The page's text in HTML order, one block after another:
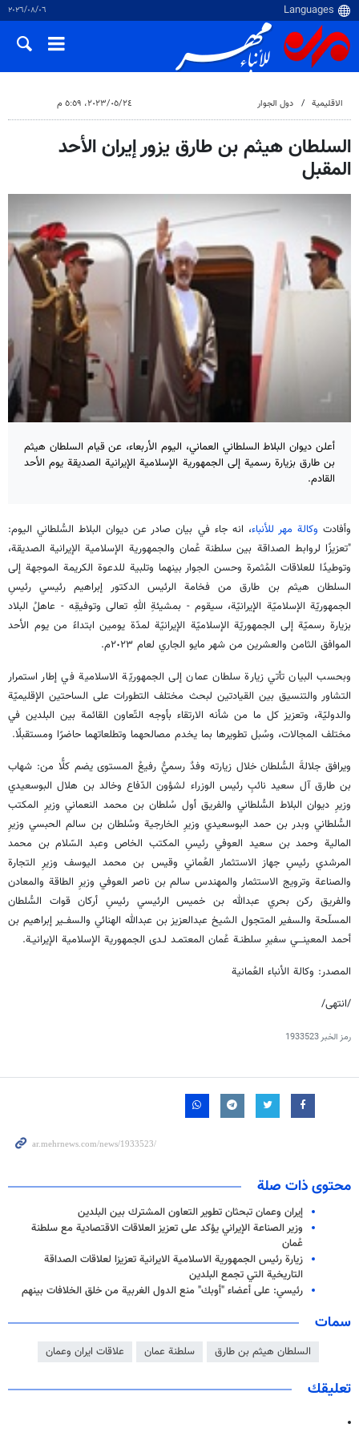
٠٦‏/٠٨‏/٢٠٢٦
الاقلیمیة دول الجوار ٢٤‏/٠٥‏/٢٠٢٣، ٥:٥٩ م
السلطان هيثم بن طارق يزور إيران الأحد
المقبل
أعلن ديوان البلاط السلطاني العماني، اليوم الأربعاء، عن قيام السلطان هيثم
بن طارق بزيارة رسمية إلى الجمهورية الإسلامية الإيرانية الصديقة يوم الأحد
القادم.
وأفادت وكالة مهر للأنباء، انه جاء في بيان صادر عن ديوان البلاط السُّلطاني اليوم:
"تعزيزًا لروابط الصداقة بين سلطنة عُمان والجمهورية الإسلامية الإيرانية الصديقة،
وتوطيدًا للعلاقات المُثمرة وحسن الجوار بينهما وتلبية للدعوة الكريمة الموجهة إلى
السلطان هيثم بن طارق من فخامة الرئيس الدكتور إبراهيم رئيسي رئيسِ
الجمهوريّة الإسلاميّة الإيرانيّة، سيقوم - بمشيئةِ اللهِ تعالى وتوفيقِه - عاهلُ البلاد
بزيارة رسميّة إلى الجمهوريّة الإسلاميّة الإيرانيّة لمدّة يومين ابتداءً من يوم الأحد
الموافق الثامن والعشرين من شهر مايو الجاري لعام ٢٠٢٣م.
وبحسب البيان تأتي زيارة سلطان عمان إلى الجمهوريّة الاسلامية في إطار استمرار
التشاور والتنسيق بين القيادتين لبحث مختلف التطورات على الساحتين الإقليميّة
والدوليّة، وتعزيز كل ما من شأنه الارتقاء بأوجه التّعاون القائمة بين البلدين في
مختلف المجالات، وسُبل تطويرها بما يخدم مصالحهما وتطلعاتهما حاضرًا ومستقبلًا.
ويرافق جلالةَ السُّلطان خلال زيارته وفدٌ رسميٌّ رفيعُ المستوى يضم كلًّا من: شهاب
بن طارق آل سعيد نائبِ رئيس الوزراء لشؤون الدّفاع وخالد بن هلال البوسعيدي
وزيرِ ديوان البلاط السُّلطاني والفريق أول سُلطان بن محمد النعماني وزيرِ المكتب
السُّلطاني وبدر بن حمد البوسعيدي وزيرِ الخارجية وسُلطان بن سالم الحبسي وزيرِ
المالية وحمد بن سعيد العوفي رئيسِ المكتب الخاص وعبد السّلام بن محمد
المرشدي رئيسِ جهاز الاستثمار العُماني وقيس بن محمد اليوسف وزيرِ التجارة
والصناعة وترويج الاستثمار والمهندس سالم بن ناصر العوفي وزيرِ الطاقة والمعادن
والفريق ركن بحري عبدالله بن خميس الرئيسي رئيسِ أركان قوات السُّلطان
المسلّحة والسفير المتجول الشيخ عبدالعزيز بن عبدالله الهنائي والسفــير إبراهيم بن
أحمد المعينـــي سفيرِ سلطنـة عُمان المعتمـد لـدى الجمهورية الإسلامية الإيرانيـة.
المصدر: وكالة الأنباء العُمانية
/انتهى/
رمز الخبر1933523
محتوى ذات صلة
إيران وعمان تبحثان تطوير التعاون المشترك بين البلدين
وزير الصناعة الإيراني يؤكد على تعزيز العلاقات الاقتصادية مع سلطنة
عُمان
زيارة رئيس الجمهورية الاسلامية الايرانية تعزيزا لعلاقات الصداقة
التاريخية التي تجمع البلدين
رئيسي: على أعضاء "أوبك" منع الدول الغربية من خلق الخلافات بينهم
سمات
السلطان هيثم بن طارق سلطنة عمان علاقات ايران وعمان
تعليقك